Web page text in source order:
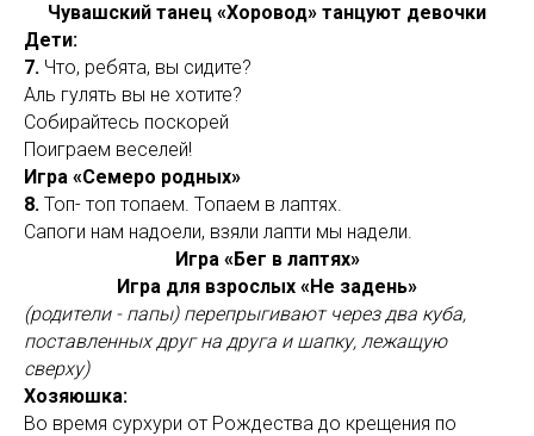
Чувашский танец «Хоровод» танцуют девочки
Дети:
7. Что, ребята, вы сидите?
Аль гулять вы не хотите?
Собирайтесь поскорей
Поиграем веселей!
Игра «Семеро родных»
8. Топ- топ топаем. Топаем в лаптях.
Сапоги нам надоели, взяли лапти мы надели.
Игра «Бег в лаптях»
Игра для взрослых «Не задень»
(родители - папы) перепрыгивают через два куба,
поставленных друг на друга и шапку, лежащую
сверху)
Хозяюшка:
Во время сурхури от Рождества до крещения по